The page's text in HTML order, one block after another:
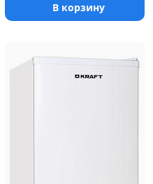
В корзину